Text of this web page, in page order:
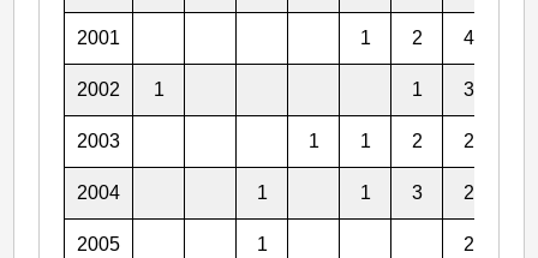
2001 1 2 4
2002 1 1 3
2003 1 1 2 2
2004 1 1 3 2
2005 1 2